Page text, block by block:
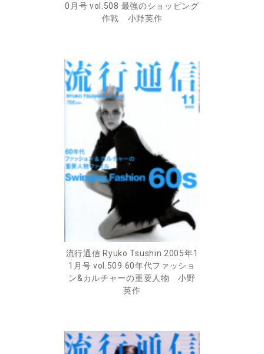
0月号 vol.508 最強のショッピング
作戦 小野英作
流行通信 Ryuko Tsushin 2005年1
1月号 vol.509 60年代ファッショ
ン&カルチャーの重要人物 小野
英作